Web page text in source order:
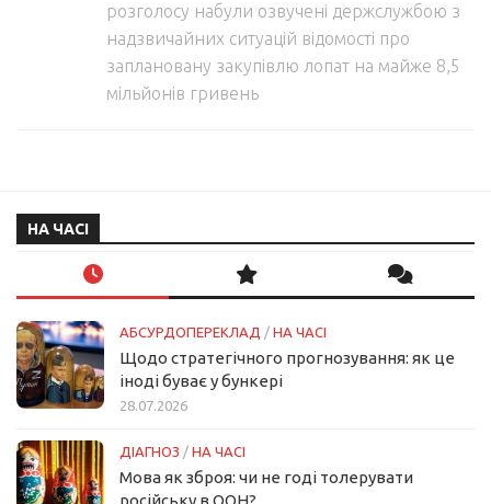
розголосу набули озвучені держслужбою з
надзвичайних ситуацій відомості про
заплановану закупівлю лопат на майже 8,5
мільйонів гривень
НА ЧАСІ
АБСУРДОПЕРЕКЛАД / НА ЧАСІ
Щодо стратегічного прогнозування: як це
іноді буває у бункері
28.07.2026
ДІАГНОЗ / НА ЧАСІ
Мова як зброя: чи не годі толерувати